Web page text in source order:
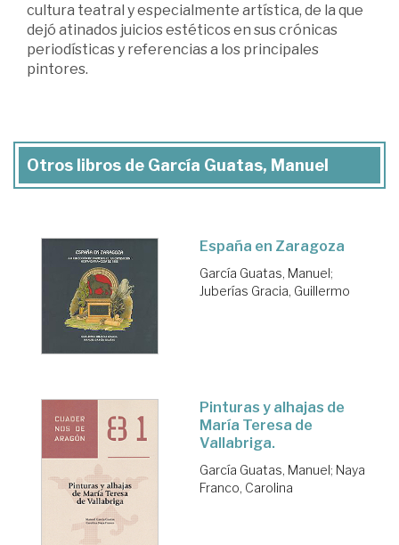
cultura teatral y especialmente artística, de la que
dejó atinados juicios estéticos en sus crónicas
periodísticas y referencias a los principales
pintores.
Otros libros de García Guatas, Manuel
España en Zaragoza
García Guatas, Manuel;
Juberías Gracia, Guillermo
Pinturas y alhajas de
María Teresa de
Vallabriga.
García Guatas, Manuel; Naya
Franco, Carolina